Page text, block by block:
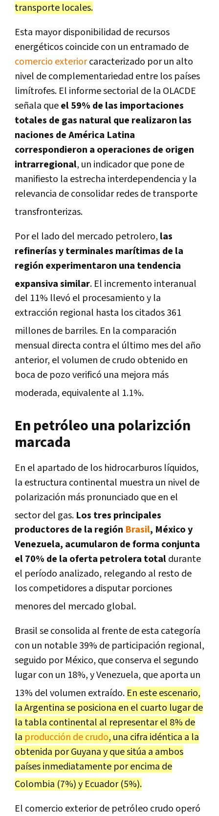
transporte locales.
Esta mayor disponibilidad de recursos
energéticos coincide con un entramado de
comercio exteriorcaracterizado por un alto
nivel de complementariedad entre los países
limítrofes. El informe sectorial de la OLACDE
señala queel 59% de las importaciones
totales de gas natural que realizaron las
naciones de América Latina
correspondieron a operaciones de origen
intrarregional, un indicador que pone de
manifiesto la estrecha interdependencia y la
relevancia de consolidar redes de transporte
transfronterizas.
Por el lado del mercado petrolero, las
refinerías y terminales marítimas de la
región experimentaron una tendencia
expansiva similar. El incremento interanual
del 11% llevó el procesamiento y la
extracción regional hasta los citados 361
millones de barriles. En la comparación
mensual directa contra el último mes del año
anterior, el volumen de crudo obtenido en
boca de pozo verificó una mejora más
moderada, equivalente al 1.1%.
En petróleo una polarizción
marcada
En el apartado de los hidrocarburos líquidos,
la estructura continental muestra un nivel de
polarización más pronunciado que en el
sector del gas. Los tres principales
productores de la región Brasil, México y
Venezuela, acumularon de forma conjunta
el 70% de la oferta petrolera totaldurante
el período analizado, relegando al resto de
los competidores a disputar porciones
menores del mercado global.
Brasil se consolida al frente de esta categoría
con un notable 39% de participación regional,
seguido por México, que conserva el segundo
lugar con un 18%, y Venezuela, que aporta un
13% del volumen extraído. En este escenario,
la Argentina se posiciona en el cuarto lugar de
la tabla continental al representar el 8% de
la producción de crudo, una cifra idéntica a la
obtenida por Guyana y que sitúa a ambos
países inmediatamente por encima de
Colombia (7%) y Ecuador (5%).
El comercio exterior de petróleo crudo operó